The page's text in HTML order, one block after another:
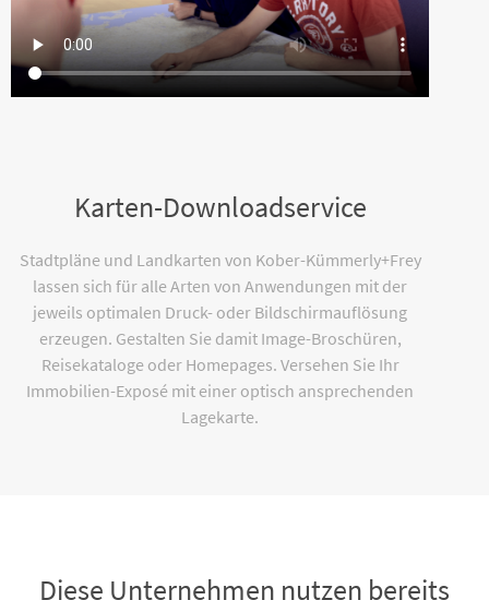
Karten-Downloadservice
Stadtpläne und Landkarten von Kober-Kümmerly+Frey
lassen sich für alle Arten von Anwendungen mit der
jeweils optimalen Druck- oder Bildschirmauflösung
erzeugen. Gestalten Sie damit Image-Broschüren,
Reisekataloge oder Homepages. Versehen Sie Ihr
Immobilien-Exposé mit einer optisch ansprechenden
Lagekarte.
Diese Unternehmen nutzen bereits